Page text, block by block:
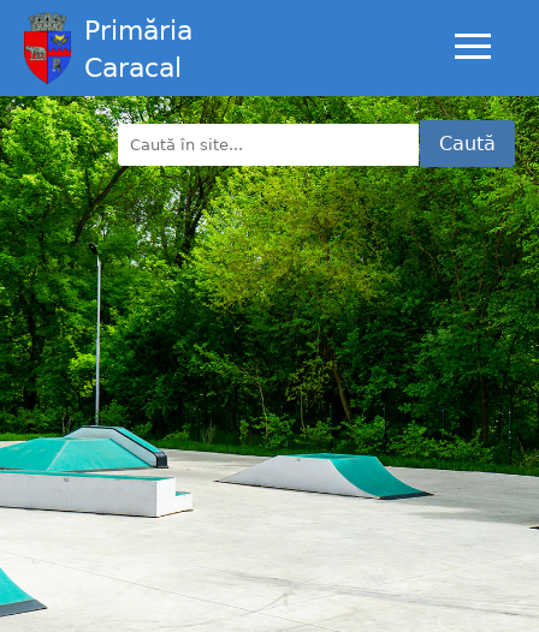
Primăria
Caracal
Caută